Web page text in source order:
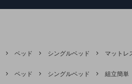
ベッド シングルベッド マットレ
ベッド シングルベッド 組立簡単